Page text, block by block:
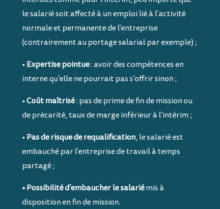
le salarié soit affecté à un emploi lié à l’activité
normale et permanente de l’entreprise
(contrairement au portage salarial par exemple) ;
• Expertise pointue: avoir des compétences en
interne qu’elle ne pourrait pas s’offrir sinon ;
•Coût maîtrisé: pas de prime de fin de mission ou
de précarité, taux de marge inférieur à l’intérim ;
• Pas de risque de requalification, le salarié est
embauché par l’entreprise de travail à temps
partagé ;
• Possibilité d’embaucher le salariémis à
disposition en fin de mission.